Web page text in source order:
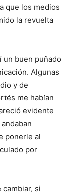
que los medios
la revuelta
un buen puñado
Algunas
y de
me habían
evidente
ponerle al
por
cambiar, si